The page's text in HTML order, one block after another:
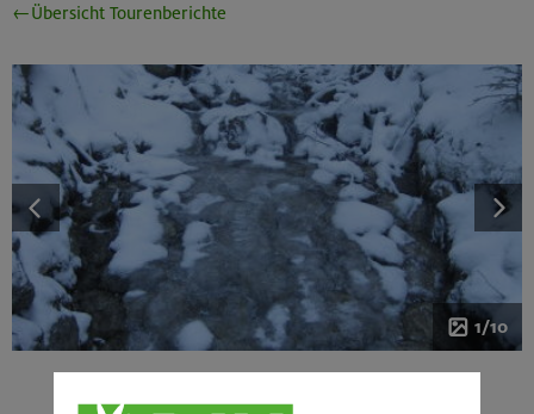
←Übersicht Tourenberichte
1/10